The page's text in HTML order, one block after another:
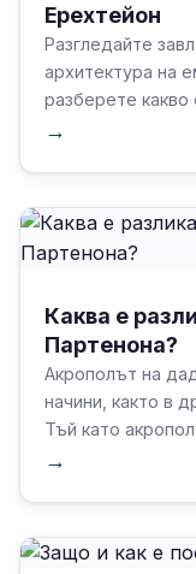
Ерехтейон
Разгледайте
архитектура на
разберете какво
→
Каква е
Партенона?
Акрополът на
начини, както в
Тъй като
→